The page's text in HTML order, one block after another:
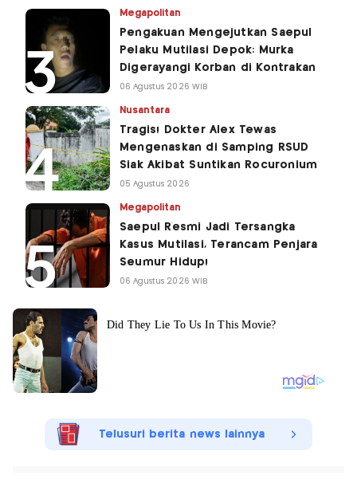
Megapolitan
Pengakuan Mengejutkan Saepul
Pelaku Mutilasi Depok: Murka
Digerayangi Korban di Kontrakan
06 Agustus 2026 WIB
Nusantara
Tragis! Dokter Alex Tewas
Mengenaskan di Samping RSUD
Siak Akibat Suntikan Rocuronium
05 Agustus 2026
Megapolitan
Saepul Resmi Jadi Tersangka
Kasus Mutilasi, Terancam Penjara
Seumur Hidup!
06 Agustus 2026 WIB
Telusuri berita news lainnya